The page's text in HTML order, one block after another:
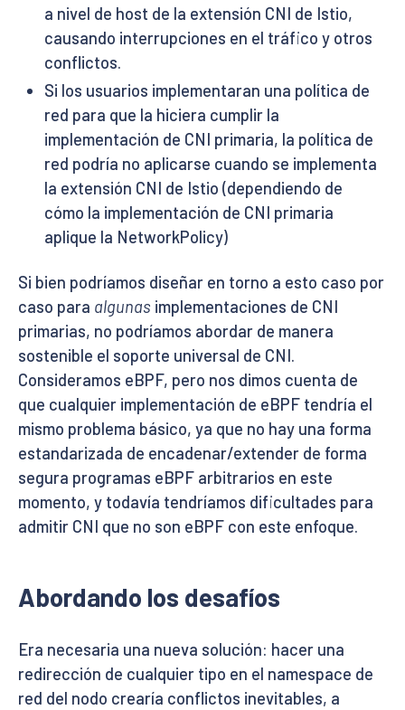
a nivel de host de la extensión CNI de Istio,
causando interrupciones en el tráfico y otros
conflictos.
Si los usuarios implementaran una política de
red para que la hiciera cumplir la
implementación de CNI primaria, la política de
red podría no aplicarse cuando se implementa
la extensión CNI de Istio (dependiendo de
cómo la implementación de CNI primaria
aplique la NetworkPolicy)
Si bien podríamos diseñar en torno a esto caso por
caso para algunas implementaciones de CNI
primarias, no podríamos abordar de manera
sostenible el soporte universal de CNI.
Consideramos eBPF, pero nos dimos cuenta de
que cualquier implementación de eBPF tendría el
mismo problema básico, ya que no hay una forma
estandarizada de encadenar/extender de forma
segura programas eBPF arbitrarios en este
momento, y todavía tendríamos dificultades para
admitir CNI que no son eBPF con este enfoque.
Abordando los desafíos
Era necesaria una nueva solución: hacer una
redirección de cualquier tipo en el namespace de
red del nodo crearía conflictos inevitables, a